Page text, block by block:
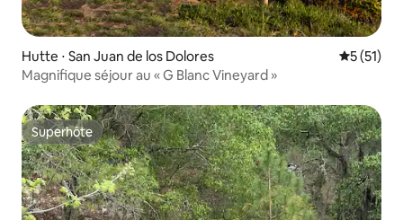
Hutte ⋅ San Juan de los Dolores
5 (51)
Magnifique séjour au « G Blanc Vineyard »
Superhôte
Superhôte